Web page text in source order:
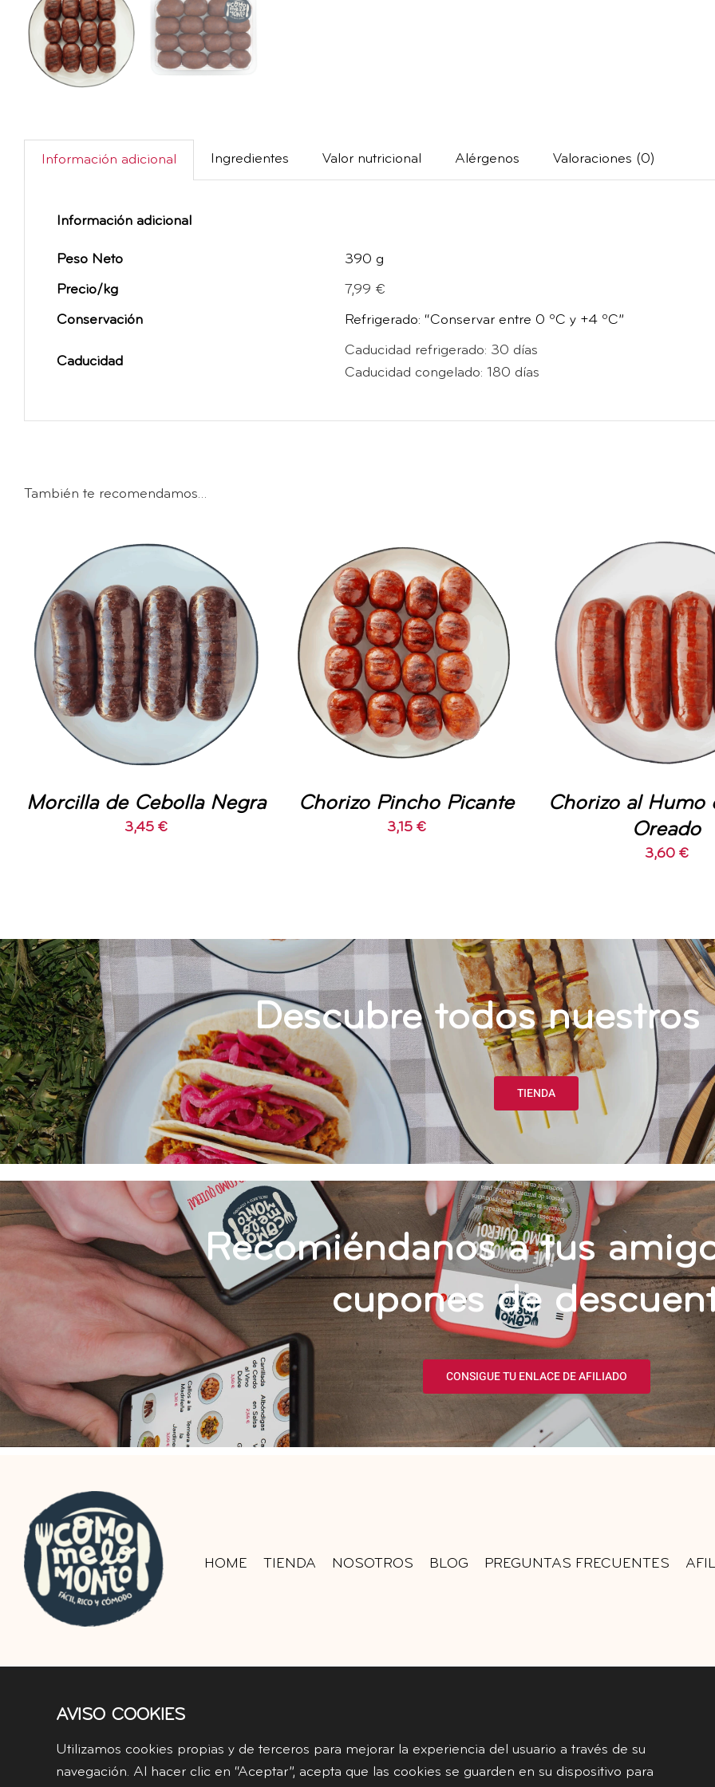
Información adicional Ingredientes Valor nutricional Alérgenos Valoraciones (0)
Información adicional
Peso Neto
390 g
Precio/kg
7,99 €
Conservación
Refrigerado: “Conservar entre 0 ºC y +4 ºC”
Caducidad
Caducidad refrigerado: 30 días
Caducidad congelado: 180 días
También te recomendamos…
AÑADIR AL CARRITO
/
DETALLES
Morcilla de Cebolla Negra
3,45 €
AÑADIR AL CARRITO
DETALLES
Chorizo Pincho Picante
3,15 €
AÑADIR AL
DETALLES
Chorizo al Humo
Oreado
3,60 €
Descubre todos nuestros
TIENDA
Recomiéndanos a tus
cupones de
CONSIGUE TU ENLACE DE AFILIADO
HOME TIENDA NOSOTROS BLOG PREGUNTAS FRECUENTES
AVISO COOKIES
Utilizamos cookies propias y de terceros para mejorar la experiencia del usuario a través de su
navegación. Al hacer clic en “Aceptar”, acepta que las cookies se guarden en su dispositivo para